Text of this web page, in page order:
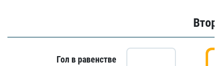
Гол в равенстве